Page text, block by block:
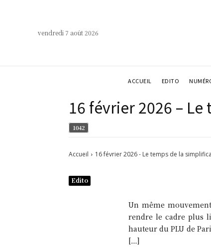
vendredi 7 août 2026
ACCUEIL EDITO
16 février 2026 –
1042
Accueil 16 février 2026 - Le temps de la
Edito
Un même
rendre le cadre plus
hauteur du PLU de
[…]